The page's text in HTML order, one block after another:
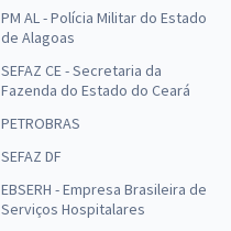
PM AL - Polícia Militar do Estado
de Alagoas
SEFAZ CE - Secretaria da
Fazenda do Estado do Ceará
PETROBRAS
SEFAZ DF
EBSERH - Empresa Brasileira de
Serviços Hospitalares